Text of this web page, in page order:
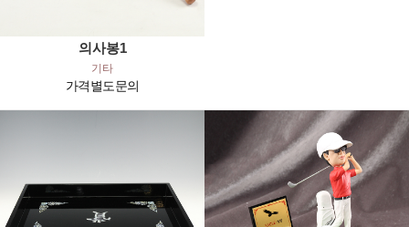
의사봉1
기타
가격별도문의